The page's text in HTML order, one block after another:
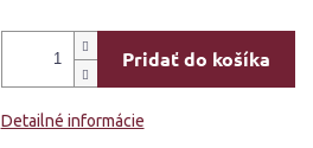
Pridať do košíka
Detailné informácie